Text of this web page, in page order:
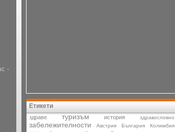
-
Етикети
здраве туризъм история здравословно
забележителности Австрия България Колимбия